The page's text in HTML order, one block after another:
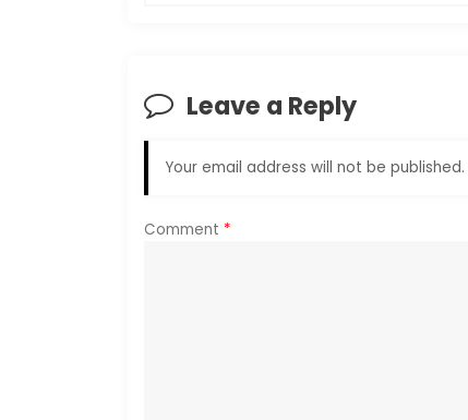
a
i
Leave a Reply
Your email address will not be published.
Comment *